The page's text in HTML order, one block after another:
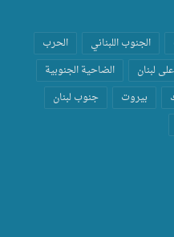
الجنوب اللبناني
الحرب
لبنان
الضاحية الجنوبية
بيروت
جنوب لبنان